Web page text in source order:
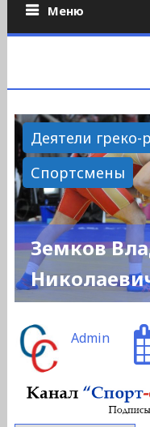
Меню
Деятели
Спортсмены
Земков
Admin